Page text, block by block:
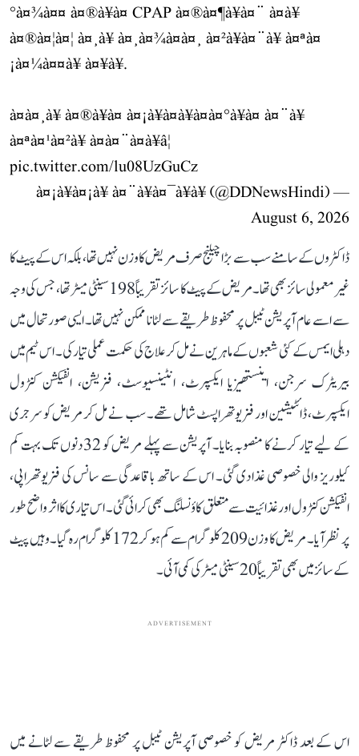
°à¤¾à¤¤ à¤®à¥à¤ CPAP à¤®à¤¶à¥à¤¨ à¤à¥
à¤®à¤¦à¤¦ à¤¸à¥ à¤¸à¤¾à¤à¤¸ à¤²à¥à¤¨à¥ à¤ªà¤
¡à¤¼à¤¤à¥ à¤¥à¥.
à¤à¤¸à¥ à¤®à¥à¤ à¤¡à¥à¤à¥à¤à¤°à¥à¤ à¤¨à¥
à¤ªà¤¹à¤²à¥ à¤à¤¨à¤à¥â¦
pic.twitter.com/lu08UzGuCz
— à¤¡à¥à¤¡à¥ à¤¨à¥à¤¯à¥à¥ (@DDNewsHindi)
August 6, 2026
ڈاکٹروں کے سامنے سب سے بڑا چیلنج صرف مریض کا وزن نہیں تھا، بلکہ اس کے پیٹ کا
غیر معمولی سائز بھی تھا۔ مریض کے پیٹ کا سائز تقریباً 198 سینٹی میٹر تھا، جس کی وجہ
سے اسے عام آپریشن ٹیبل پر محفوظ طریقے سے لٹانا ممکن نہیں تھا۔ ایسی صورتحال میں
دہلی ایمس کے کئی شعبوں کے ماہرین نے مل کر علاج کی حکمت عملی تیار کی۔ اس ٹیم میں
بیریٹرک سرجن، اینستھیزیا ایکسپرٹ، انٹینسیوسٹ، فزیشن، انفیکشن کنٹرول
ایکسپرٹ، ڈائٹیشین اور فزیوتھراپسٹ شامل تھے۔ سب نے مل کر مریض کو سرجری
کے لیے تیار کرنے کا منصوبہ بنایا۔ آپریشن سے پہلے مریض کو 32 دنوں تک بہت کم
کیلوریز والی خصوصی غذا دی گئی۔ اس کے ساتھ باقاعدگی سے سانس کی فزیوتھراپی،
انفیکشن کنٹرول اور غذائیت سے متعلق کاؤنسلنگ بھی کرائی گئی۔ اس تیاری کا اثر واضح طور
پر نظر آیا۔ مریض کا وزن 209 کلوگرام سے کم ہو کر 172 کلوگرام رہ گیا۔ وہیں پیٹ
کے سائز میں بھی تقریباً 20 سینٹی میٹر کی کمی آئی۔
ADVERTISEMENT
اس کے بعد ڈاکٹر مریض کو خصوصی آپریشن ٹیبل پر محفوظ طریقے سے لٹانے میں